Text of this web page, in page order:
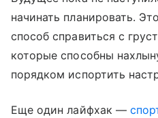
начинать планировать.
способ справиться с
которые способны
порядком испортить
Еще один лайфхак —